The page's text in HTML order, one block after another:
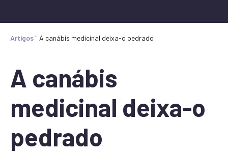
Artigos " A canábis medicinal deixa-o pedrado
A canábis
medicinal deixa-o
pedrado